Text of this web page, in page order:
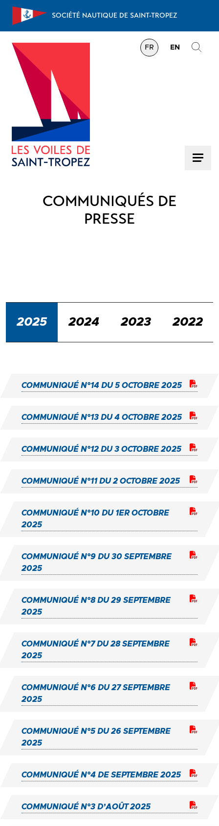
Aller au contenu
SOCIÉTÉ NAUTIQUE DE SAINT-TROPEZ
FR EN
COMMUNIQUÉS DE
PRESSE
2025 2024 2023 2022
COMMUNIQUÉ N°14 DU 5 OCTOBRE 2025
COMMUNIQUÉ N°13 DU 4 OCTOBRE 2025
COMMUNIQUÉ N°12 DU 3 OCTOBRE 2025
COMMUNIQUÉ N°11 DU 2 OCTOBRE 2025
COMMUNIQUÉ N°10 DU 1ER OCTOBRE
2025
COMMUNIQUÉ N°9 DU 30 SEPTEMBRE
2025
COMMUNIQUÉ N°8 DU 29 SEPTEMBRE
2025
COMMUNIQUÉ N°7 DU 28 SEPTEMBRE
2025
COMMUNIQUÉ N°6 DU 27 SEPTEMBRE
2025
COMMUNIQUÉ N°5 DU 26 SEPTEMBRE
2025
COMMUNIQUÉ N°4 DE SEPTEMBRE 2025
COMMUNIQUÉ N°3 D’AOÛT 2025